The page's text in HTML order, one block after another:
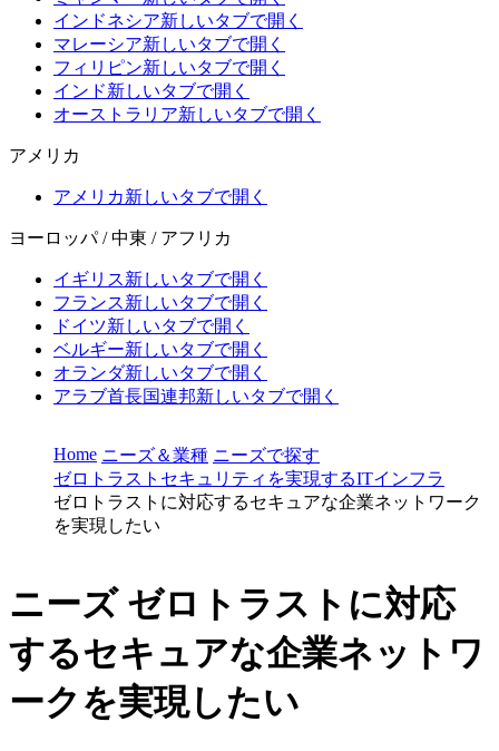
インドネシア新しいタブで開く
マレーシア新しいタブで開く
フィリピン新しいタブで開く
インド新しいタブで開く
オーストラリア新しいタブで開く
アメリカ
アメリカ新しいタブで開く
ヨーロッパ / 中東 / アフリカ
イギリス新しいタブで開く
フランス新しいタブで開く
ドイツ新しいタブで開く
ベルギー新しいタブで開く
オランダ新しいタブで開く
アラブ首長国連邦新しいタブで開く
Home ニーズ＆業種 ニーズで探す
ゼロトラストセキュリティを実現するITインフラ
ゼロトラストに対応するセキュアな企業ネットワーク
を実現したい
ニーズ ゼロトラストに対応
するセキュアな企業ネットワ
ークを実現したい